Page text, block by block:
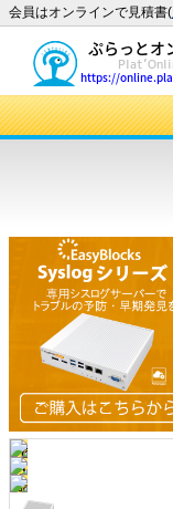
会員はオンラインで見積書(